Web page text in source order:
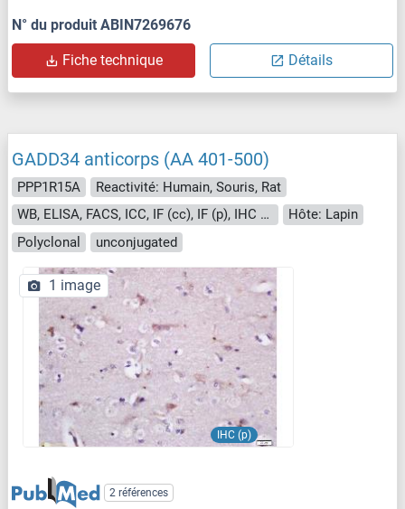
N° du produit ABIN7269676
Fiche technique Détails
GADD34 anticorps (AA 401-500)
PPP1R15A
Reactivité: Humain, Souris, Rat
WB, ELISA, FACS, ICC, IF (cc), IF (p), IHC (p), IHC (fro)
Hôte: Lapin
Polyclonal
unconjugated
IHC (p)
1 image
2 références